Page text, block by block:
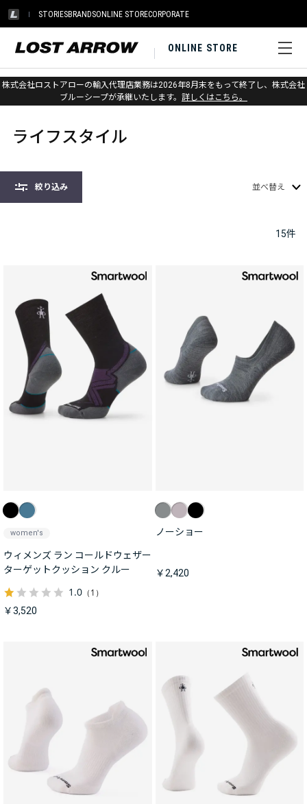
STORIESBRANDSONLINE STORECORPORATE
ONLINE STORE
株式会社ロストアローの輸入代理店業務は2026年8月末をもって終了し、株式会社
ブルーシープが承継いたします。 詳しくはこちら。
ホーム > ソックス > ライフスタイル
ライフスタイル
絞り込み 並べ替え
15件
women's
ウィメンズ ラン コールドウェザー
ターゲットクッション クルー
1.0 （1）
￥3,520
ノーショー
￥2,420